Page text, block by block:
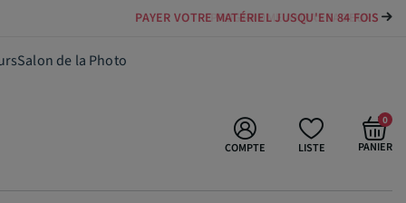
PAYER VOTRE MATÉRIEL JUSQU'EN 84 FOIS
Salon de la Photo
LISTE
COMPTE PANIER
0
69,90 €